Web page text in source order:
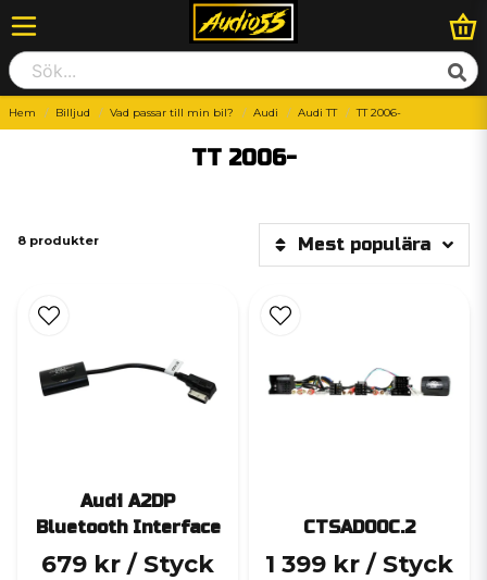
Hem Billjud Vad passar till min bil? Audi Audi TT TT 2006-
TT 2006-
8 produkter Mest populära
Audi A2DP
Bluetooth Interface
679 kr / Styck
CTSAD00C.2
1 399 kr / Styck